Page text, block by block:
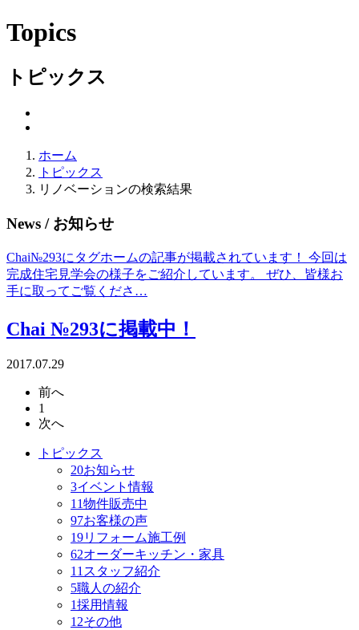
Topics
トピックス
ホーム
トピックス
リノベーションの検索結果
News / お知らせ
Chai№293にタグホームの記事が掲載されています！ 今回は
完成住宅見学会の様子をご紹介しています。 ぜひ、皆様お
手に取ってご覧くださ…
Chai №293に掲載中！
2017.07.29
前へ
1
次へ
トピックス
20お知らせ
3イベント情報
11物件販売中
97お客様の声
19リフォーム施工例
62オーダーキッチン・家具
11スタッフ紹介
5職人の紹介
1採用情報
12その他